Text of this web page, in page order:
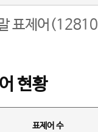
표제어(12810
현황
표제어 수